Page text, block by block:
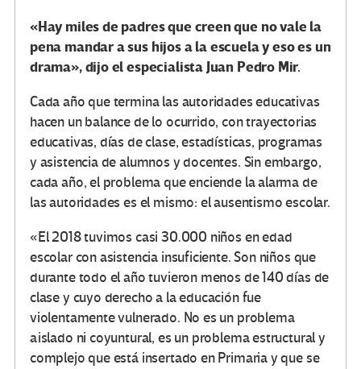
«Hay miles de padres que creen que no vale la
pena mandar a sus hijos a la escuela y eso es un
drama», dijo el especialista Juan Pedro Mir.
Cada año que termina las autoridades educativas
hacen un balance de lo ocurrido, con trayectorias
educativas, días de clase, estadísticas, programas
y asistencia de alumnos y docentes. Sin embargo,
cada año, el problema que enciende la alarma de
las autoridades es el mismo: el ausentismo escolar.
«El 2018 tuvimos casi 30.000 niños en edad
escolar con asistencia insuficiente. Son niños que
durante todo el año tuvieron menos de 140 días de
clase y cuyo derecho a la educación fue
violentamente vulnerado. No es un problema
aislado ni coyuntural, es un problema estructural y
complejo que está insertado en Primaria y que se